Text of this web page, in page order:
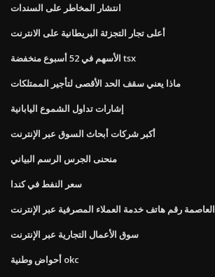
انتشار المخاطر على السندات
أعلى تجار التجزئة البريطانية على الانترنت
الأسهم في 52 أسبوع منخفضة tsx
ماذا يعني سقف الحد الأقصى لتأجير الممتلكات
إشارات تداول الشموع اليابانية
أكبر شركات أبحاث السوق عبر الإنترنت
منحنى الجرس الرسم البياني
سعر النفط في كندا
العاصمة رقم هاتف خدمة العملاء المصرفية عبر الإنترنت
سوق الأعمال التجارية عبر الإنترنت
أحواض وطنية okc